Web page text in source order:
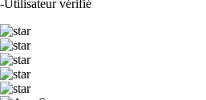
-Utilisateur vérifié